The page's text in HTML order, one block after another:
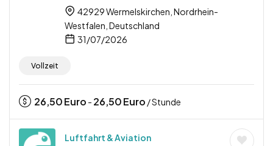
42929 Wermelskirchen, Nordrhein-
Westfalen, Deutschland
31/07/2026
Vollzeit
26,50Euro - 26,50Euro / Stunde
Luftfahrt & Aviation